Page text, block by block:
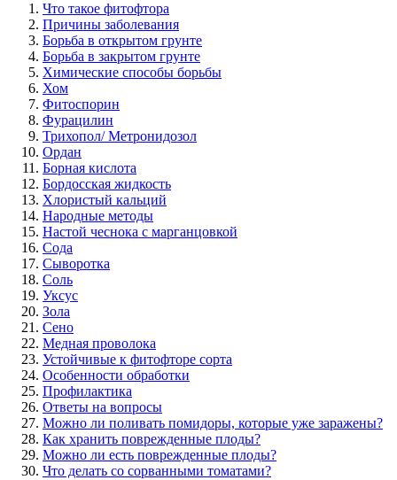
Что такое фитофтора
Причины заболевания
Борьба в открытом грунте
Борьба в закрытом грунте
Химические способы борьбы
Хом
Фитоспорин
Фурацилин
Трихопол/ Метронидозол
Ордан
Борная кислота
Бордосская жидкость
Хлористый кальций
Народные методы
Настой чеснока с марганцовкой
Сода
Сыворотка
Соль
Уксус
Зола
Сено
Медная проволока
Устойчивые к фитофторе сорта
Особенности обработки
Профилактика
Ответы на вопросы
Можно ли поливать помидоры, которые уже заражены?
Как хранить поврежденные плоды?
Можно ли есть поврежденные плоды?
Что делать со сорванными томатами?